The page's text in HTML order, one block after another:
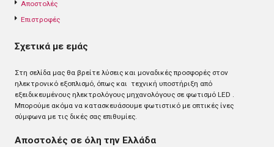
Αποστολές
Επιστροφές
Σχετικά με εμάς
Στη σελίδα μας θα βρείτε λύσεις και μοναδικές προσφορές στον
ηλεκτρονικό εξοπλισμό, όπως και τεχνική υποστήριξη από
εξειδικευμένους ηλεκτρολόγους μηχανολόγους σε φωτισμό LED .
Mπορούμε ακόμα να κατασκευάσουμε φωτιστικό με οπτικές ίνες
σύμφωνα με τις δικές σας επιθυμίες.
Αποστολές σε όλη την Ελλάδα